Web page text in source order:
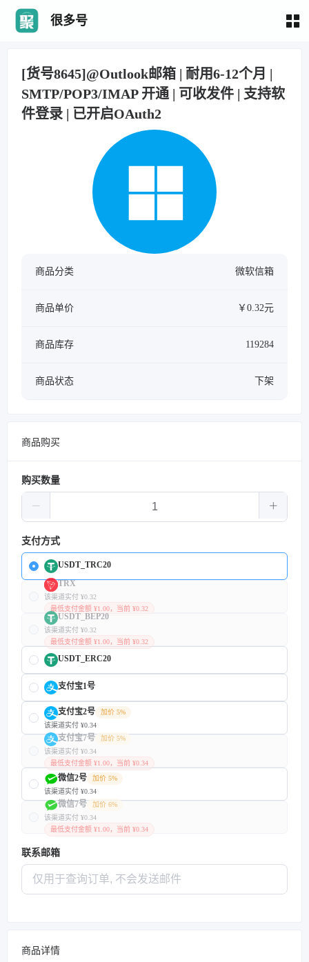
很多号
[货号8645]@Outlook邮箱 | 耐用6-12个月 |
SMTP/POP3/IMAP 开通 | 可收发件 | 支持软
件登录 | 已开启OAuth2
商品分类 微软信箱
商品单价 ￥0.32元
商品库存 119284
商品状态 下架
商品购买
购买数量
支付方式
USDT_TRC20
TRX
该渠道实付 ¥0.32
最低支付金额 ¥1.00，当前 ¥0.32
USDT_BEP20
该渠道实付 ¥0.32
最低支付金额 ¥1.00，当前 ¥0.32
USDT_ERC20
支付宝1号
支付宝2号
加价 5%
该渠道实付 ¥0.34
支付宝7号
加价 5%
该渠道实付 ¥0.34
最低支付金额 ¥1.00，当前 ¥0.34
微信2号
加价 5%
该渠道实付 ¥0.34
微信7号
加价 6%
该渠道实付 ¥0.34
最低支付金额 ¥1.00，当前 ¥0.34
联系邮箱
商品详情